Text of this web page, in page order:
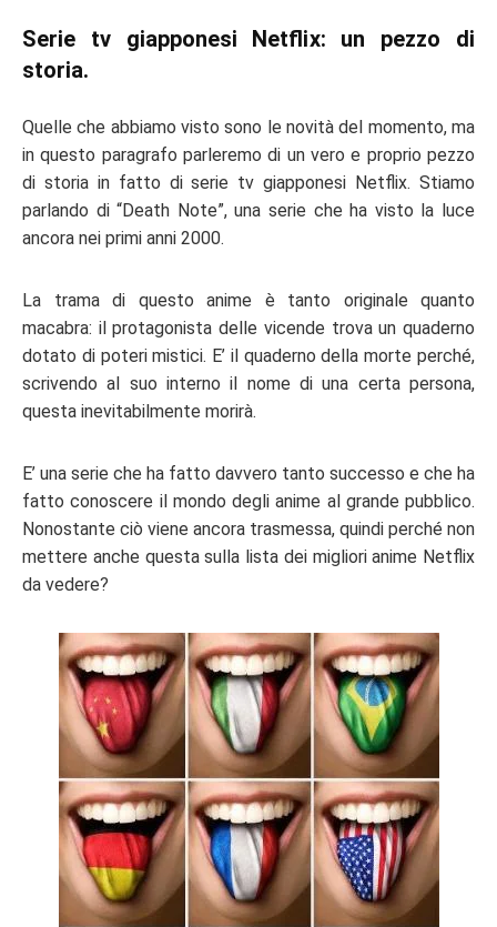
Serie tv giapponesi Netflix: un pezzo di
storia.
Quelle che abbiamo visto sono le novità del momento, ma
in questo paragrafo parleremo di un vero e proprio pezzo
di storia in fatto diserie tv giapponesi Netflix. Stiamo
parlando di “Death Note”, una serie che ha visto la luce
ancora nei primi anni 2000.
La trama di questo anime è tanto originale quanto
macabra: il protagonista delle vicende trova un quaderno
dotato di poteri mistici. E’ il quaderno della morte perché,
scrivendo al suo interno il nome di una certa persona,
questa inevitabilmente morirà.
E’ una serie che ha fatto davvero tanto successo e che ha
fatto conoscere il mondo degli anime al grande pubblico.
Nonostante ciò viene ancora trasmessa, quindi perché non
mettere anche questa sulla lista dei migliori anime Netflix
da vedere?